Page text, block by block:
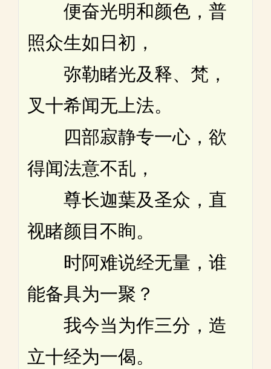
便奋光明和颜色，普
照众生如日初，
弥勒睹光及释、梵，
叉十希闻无上法。
四部寂静专一心，欲
得闻法意不乱，
尊长迦葉及圣众，直
视睹颜目不眴。
时阿难说经无量，谁
能备具为一聚？
我今当为作三分，造
立十经为一偈。